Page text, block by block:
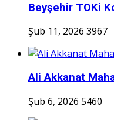
Beyşehir TOKi
Şub 11, 2026 3967
Ali Akkanat
Şub 6, 2026 5460